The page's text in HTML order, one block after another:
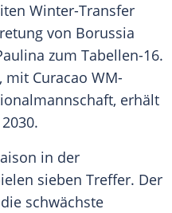
Winter-Transfer
von Borussia
zum Tabellen-16.
mit Curacao WM-
erhält
in der
sieben Treffer. Der
schwächste